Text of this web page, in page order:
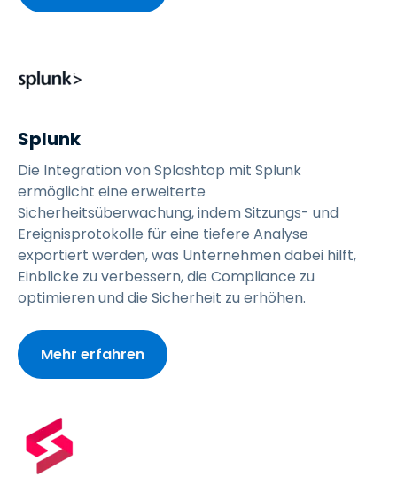
Splunk
Die Integration von Splashtop mit Splunk
ermöglicht eine erweiterte
Sicherheitsüberwachung, indem Sitzungs- und
Ereignisprotokolle für eine tiefere Analyse
exportiert werden, was Unternehmen dabei hilft,
Einblicke zu verbessern, die Compliance zu
optimieren und die Sicherheit zu erhöhen.
Mehr erfahren